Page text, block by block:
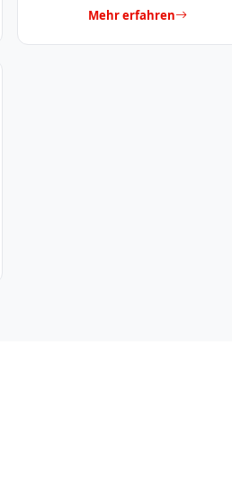
Mehr erfahren